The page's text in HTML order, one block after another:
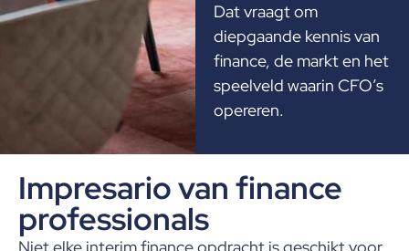
Dat vraagt om
diepgaande kennis van
finance, de markt en het
speelveld waarin CFO’s
opereren.
Impresario van finance
professionals
Niet elke interim finance opdracht is geschikt voor